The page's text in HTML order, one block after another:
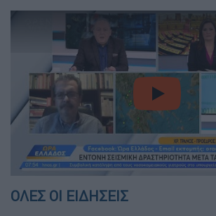
video
ΟΛΕΣ ΟΙ ΕΙΔΗΣΕΙΣ